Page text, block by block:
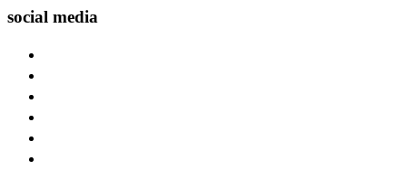
social media